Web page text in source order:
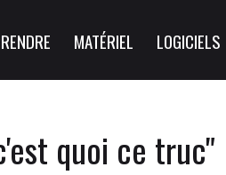
MATÉRIEL LOGICIELS
quoi ce truc"